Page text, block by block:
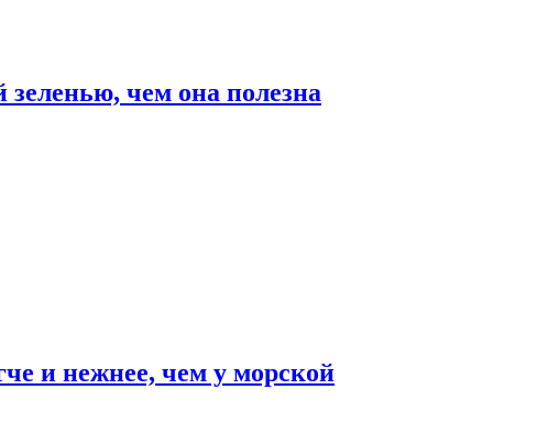
зеленью, чем она полезна
и нежнее, чем у морской